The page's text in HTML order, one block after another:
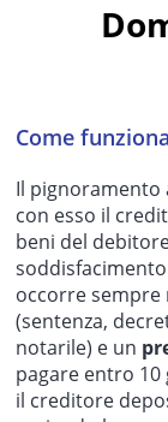
Come
Il pignoramento
con esso il
beni del
occorre sempre
(sentenza,
notarile) e un
pagare entro
il creditore